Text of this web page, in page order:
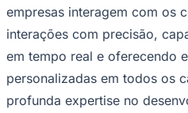
empresas interagem com os
interações com precisão,
em tempo real e oferecendo
personalizadas em todos os
profunda expertise no